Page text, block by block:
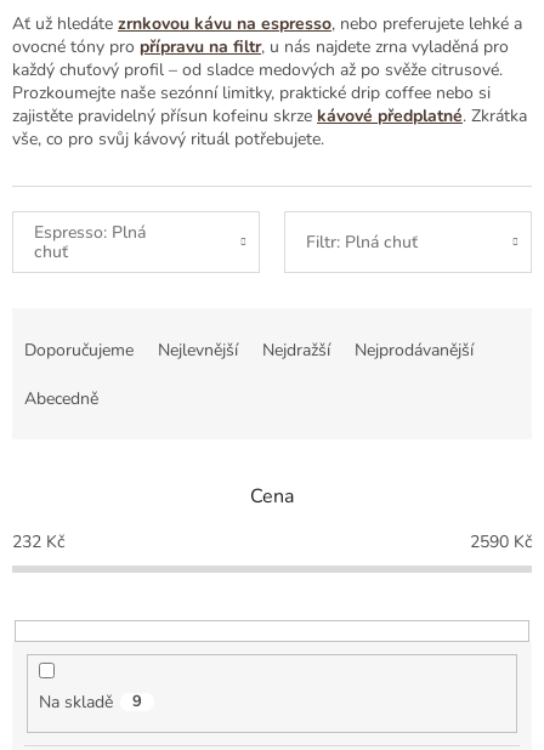
Ať už hledáte zrnkovou kávu na espresso, nebo preferujete lehké a
ovocné tóny pro přípravu na filtr, u nás najdete zrna vyladěná pro
každý chuťový profil – od sladce medových až po svěže citrusové.
Prozkoumejte naše sezónní limitky, praktické drip coffee nebo si
zajistěte pravidelný přísun kofeinu skrze kávové předplatné. Zkrátka
vše, co pro svůj kávový rituál potřebujete.
Espresso: Plná
chuť
Filtr: Plná chuť
o
d
k
t
Doporučujeme Nejlevnější Nejdražší Nejprodávanější
Abecedně
Cena
232 Kč 2590 Kč
Na skladě 9